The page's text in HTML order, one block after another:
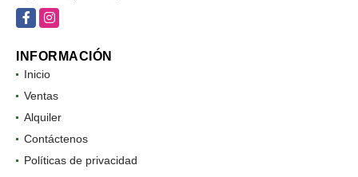
FacebookInstagram
INFORMACIÓN
Inicio
Ventas
Alquiler
Contáctenos
Políticas de privacidad